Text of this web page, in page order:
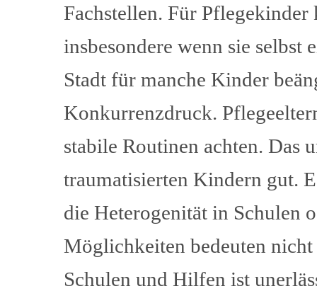
Fachstellen. Für
insbesondere wenn sie
Stadt für manche Kinder
Konkurrenzdruck.
stabile Routinen achten. Das
traumatisierten Kindern gut.
die Heterogenität in Schulen
Möglichkeiten bedeuten
Schulen und Hilfen ist